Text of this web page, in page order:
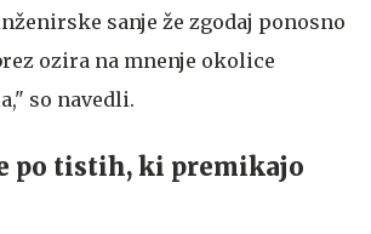
sanje že zgodaj ponosno
ozira na mnenje okolice
so navedli.
po tistih, ki premikajo